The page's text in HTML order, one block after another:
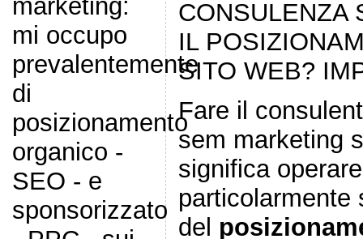
marketing:
mi occupo
prevalentemente
di
posizionamento
organico -
SEO - e
sponsorizzato
CONSULENZA
IL
SITO WEB?
Fare il
sem marketing
significa
particolarmente
del